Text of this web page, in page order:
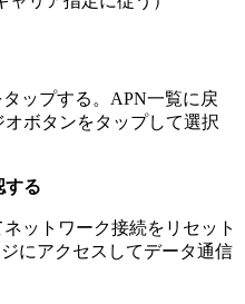
ップする。APN一覧に戻
ボタンをタップして選択
する
ットワーク接続をリセット
にアクセスしてデータ通信